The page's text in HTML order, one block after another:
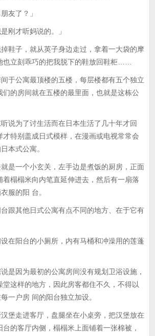
友了？」
才听妈说的。」
子，就从英子身边走过，拿着一大袋的摩
也立刻乖巧的把我脱下的鞋放回鞋柜……
公寓最顶楼的五楼，每层楼都有五个独立
们的房间就在五楼的最里面，也就是这栋公
为了讨生活而在日本生活了几十年才回
才特别盖成日式模样，在漫画或电视常常会
本式公寓。
一个小玄关，左手边是煮饭的厨房，正面
着榻榻米向内笔直延伸进去，然后有一扇落
服的阳 台。
其他日式公寓有点不同的地方、在于它有
阳台的小厕所，内有马桶和冲澡用的莲蓬
因为最初的公寓房间没有规划卫浴设施，
这样的地方，因此房客都住不久，不得以
一户房 间的阳台独立加设。
走进客厅，盘腿坐在小桌旁，把汉堡放在
的客厅内侧，榻榻米上面铺着一张棉被，